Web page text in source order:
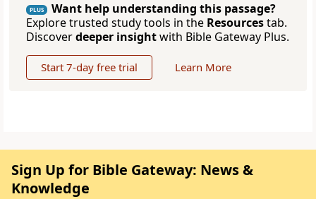
PLUS
Want help understanding this passage?
Explore trusted study tools in the Resourcestab.
Discoverdeeper insightwith Bible Gateway Plus.
Start 7-day free trial Learn More
Sign Up for Bible Gateway: News &
Knowledge